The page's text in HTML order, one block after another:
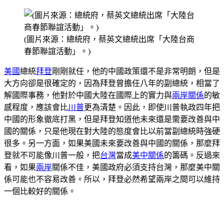
(圖片來源：總統府，蔡英文總統出席「大陸台商
春節聯誼活動」。)
美國總統拜登剛剛就任，他的中國政策還不是非常明朗，但是
大方向卻是很確定的，因為拜登曾擔任八年的副總統，相當了
解國際事務，他對於中國大陸在國際上的實力與兩岸關係的敏
感程度，應該會比川普更為清楚。因此，即使川普執政四年把
中國的形象徹底打黑，但是拜登知道他未來還是需要改善與中
國的關係，只是他現在對大陸的態度會比以前當副總統時強硬
很多。另一方面，如果美國未來要改善與中國的關係，那麼拜
登就不可能像川普一般，把台灣當成美中關係的籌碼。反過來
看，如果兩岸關係不佳，美國政府必須支持台灣，那麼美中關
係可能也不容易改善。所以，拜登必然希望兩岸之間可以維持
一個比較好的關係。